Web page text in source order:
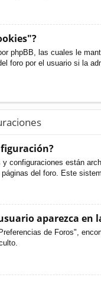
phpBB, las cuales le
foro por el usuario si la
configuraciones están
del foro. Este
aparezca en
de Foros",